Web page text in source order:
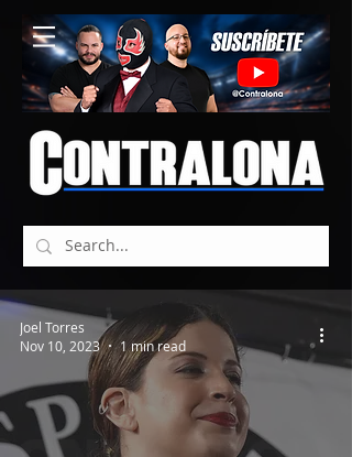
Joel Torres
Nov 10, 2023
1 min read